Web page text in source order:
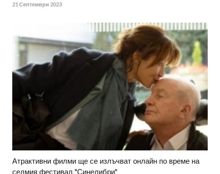
21 Септември 2023
Атрактивни филми ще се излъчват онлайн по време на